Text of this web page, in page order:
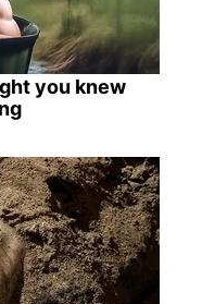
you knew